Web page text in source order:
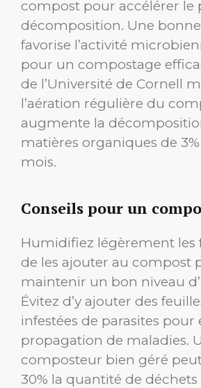
compost pour accélérer le
décomposition. Une
favorise l’activité
pour un compostage
de l’Université de Cornell
l’aération régulière du
augmente la
matières organiques de 3%
mois.
Conseils pour un
Humidifiez légèrement les
de les ajouter au compost
maintenir un bon niveau
Évitez d’y ajouter des
infestées de parasites pour
propagation de maladies.
composteur bien géré
30% la quantité de